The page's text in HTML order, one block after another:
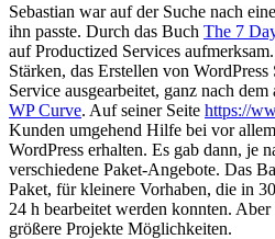
Sebastian war auf der Suche nach
ihn passte. Durch das Buch The 7
auf Productized Services
Stärken, das Erstellen von WordPress
Service ausgearbeitet, ganz nach
WP Curve. Auf seiner Seite https://
Kunden umgehend Hilfe bei vor
WordPress erhalten. Es gab dann, je
verschiedene Paket-Angebote. Das
Paket, für kleinere Vorhaben, die in
24 h bearbeitet werden konnten.
größere Projekte Möglichkeiten.